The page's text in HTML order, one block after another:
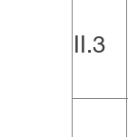
II.3